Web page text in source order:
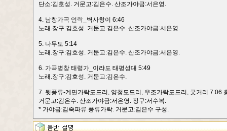
단소:김호성. 거문고:김은수. 산조가야금:서은영.
4. 남창가곡 언락_벽사창이 6:46
노래.장구:김호성. 거문고:김은수. 산조가야금:서은영.
5. 나무도 5:14
노래.장구:김호성. 거문고:김은수. 산조가야금:서은영.
6. 가곡병창 태령가_이랴도 태평성대 5:49
노래.장구:김호성. 거문고:김은수.
7. 뒷풍류-계면가락도드리, 양청도드리, 우조가락도드리, 굿거리 7:06
거문고:김은수. 산조가야금:서은영. 장구:서수복.
* 가야금:김죽파류 풍류가락. 거문고:김은수 구성.